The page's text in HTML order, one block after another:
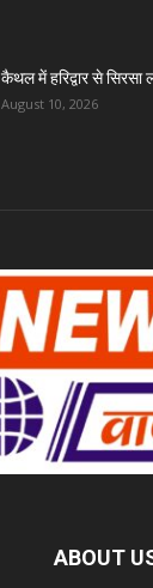
कैथल में हरिद्वार से सिरसा
August 10, 2026
ABOUT